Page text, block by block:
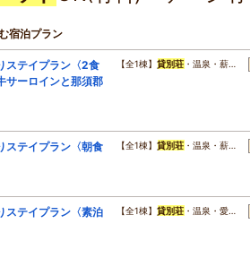
宿泊プラン
ステイプラン〈2食
サーロインと那須郡
【全1棟】貸別荘 ・温泉・薪…
ステイプラン〈朝食
【全1棟】貸別荘 ・温泉・薪…
ステイプラン〈素泊
【全1棟】貸別荘 ・温泉・愛…